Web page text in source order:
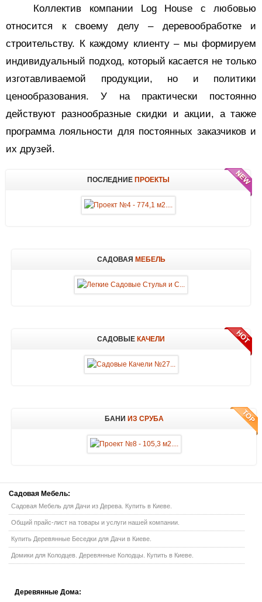
Коллектив компании Log House с любовью
относится к своему делу – деревообработке и
строительству. К каждому клиенту – мы формируем
индивидуальный подход, который касается не только
изготавливаемой продукции, но и политики
ценообразования. У на практически постоянно
действуют разнообразные скидки и акции, а также
программа лояльности для постоянных заказчиков и
их друзей.
ПОСЛЕДНИЕПРОЕКТЫ
САДОВАЯ МЕБЕЛЬ
САДОВЫЕ КАЧЕЛИ
БАНИ ИЗ СРУБА
Садовая Мебель:
Садовая Мебель для Дачи из Дерева. Купить в Киеве.
Общий прайс-лист на товары и услуги нашей компании.
Купить Деревянные Беседки для Дачи в Киеве.
Домики для Колодцев. Деревянные Колодцы. Купить в Киеве.
Деревянные Дома: